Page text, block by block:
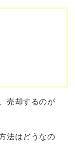
売却するのが
法はどうなの